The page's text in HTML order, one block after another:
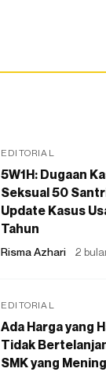
EDITORIAL
5W1H: Dugaan
Seksual 50
Update Kasus
Tahun
Risma Azhari 2
EDITORIAL
Ada Harga yang
Tidak
SMK yang